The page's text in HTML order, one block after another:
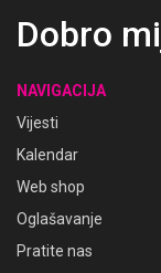
Dobro
NAVIGACIJA
Vijesti
Kalendar
Web shop
Oglašavanje
Pratite nas